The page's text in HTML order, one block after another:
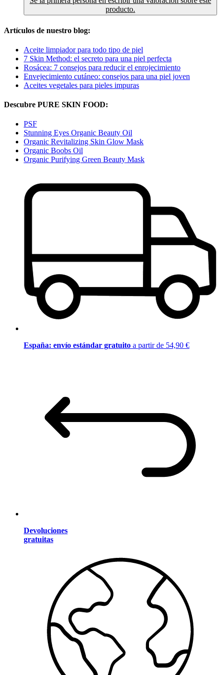
producto.
Artículos de nuestro blog:
Aceite limpiador para todo tipo de piel
7 Skin Method: el secreto para una piel perfecta
Rosácea: 7 consejos para reducir el enrojecimiento
Envejecimiento cutáneo: consejos para una piel joven
Aceites vegetales para pieles impuras
Descubre PURE SKIN FOOD:
PSF
Stunning Eyes Organic Beauty Oil
Organic Revitalizing Skin Glow Mask
Organic Boobs Oil
Organic Purifying Green Beauty Mask
España: envío estándar gratuito a partir de 54,90 €
Devoluciones
gratuitas